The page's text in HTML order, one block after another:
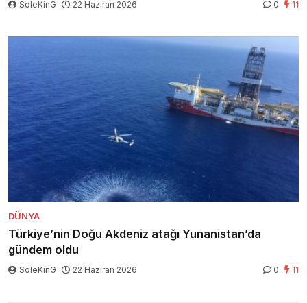
SoleKinG 22 Haziran 2026 0 11
DÜNYA
Türkiye’nin Doğu Akdeniz atağı Yunanistan’da
gündem oldu
SoleKinG 22 Haziran 2026 0 11